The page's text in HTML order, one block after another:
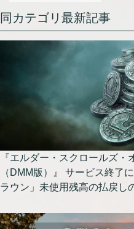
同カテゴリ最新記事
『エルダー・スクロールズ・
（DMM版）』 サービス終了
ラウン」未使用残高の払戻し